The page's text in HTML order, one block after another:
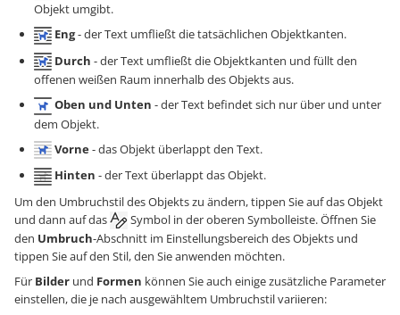
Objekt umgibt.
Eng- der Text umfließt die tatsächlichen Objektkanten.
Durch - der Text umfließt die Objektkanten und füllt den
offenen weißen Raum innerhalb des Objekts aus.
Oben und Unten - der Text befindet sich nur über und unter
dem Objekt.
Vorne- das Objekt überlappt den Text.
Hinten - der Text überlappt das Objekt.
Um den Umbruchstil des Objekts zu ändern, tippen Sie auf das Objekt
und dann auf das
Symbol in der oberen Symbolleiste. Öffnen Sie
den Umbruch-Abschnitt im Einstellungsbereich des Objekts und
tippen Sie auf den Stil, den Sie anwenden möchten.
Für Bilder und Formen können Sie auch einige zusätzliche Parameter
einstellen, die je nach ausgewähltem Umbruchstil variieren: